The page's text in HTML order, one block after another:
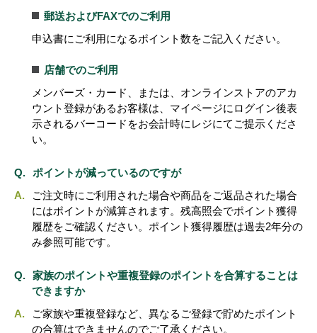
郵送およびFAXでのご利用
申込書にご利用になるポイント数をご記入ください。
店舗でのご利用
メンバーズ・カード、または、オンラインストアのアカ
ウント登録があるお客様は、マイページにログイン後表
示されるバーコードをお会計時にレジにてご提示くださ
い。
ポイントが減っているのですが
ご注文時にご利用された場合や商品をご返品された場合
にはポイントが減算されます。残高照会でポイント獲得
履歴をご確認ください。ポイント獲得履歴は過去2年分の
み参照可能です。
家族のポイントや重複登録のポイントを合算することは
できますか
ご家族や重複登録など、異なるご登録で貯めたポイント
の合算はできませんのでご了承ください。